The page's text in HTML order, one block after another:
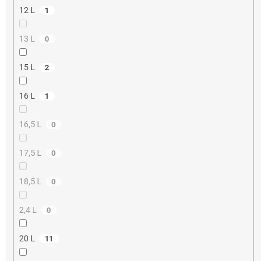
12 L 1
13 L 0
15 L 2
16 L 1
16,5 L 0
17,5 L 0
18,5 L 0
2,4 L 0
20 L 11